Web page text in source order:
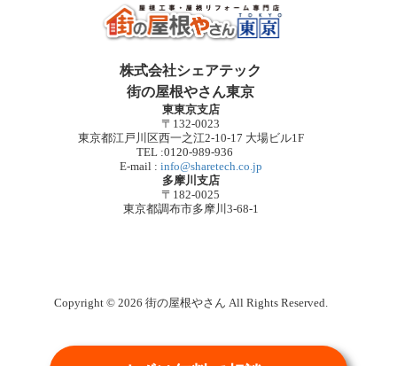
株式会社シェアテック
街の屋根やさん東京
東東京支店
〒132-0023
東京都江戸川区西一之江2-10-17 大場ビル1F
TEL :0120-989-936
E-mail : info@sharetech.co.jp
多摩川支店
〒182-0025
東京都調布市多摩川3-68-1
Copyright © 2026 街の屋根やさん All Rights Reserved.